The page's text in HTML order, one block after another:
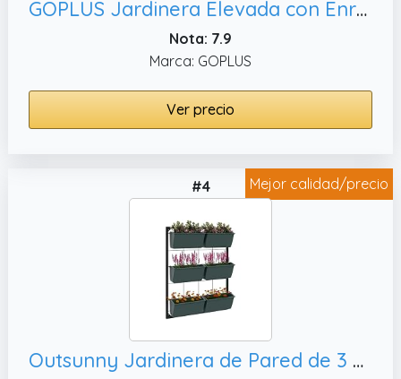
GOPLUS Jardinera Elevada con Enrejado 180 cm,5cm (Naranja)
Nota: 7.9
Marca: GOPLUS
Ver precio
Mejor calidad/precio
#4
Outsunny Jardinera de Pared de 3 Niveles con 6 Macetas, Verde Oscuro